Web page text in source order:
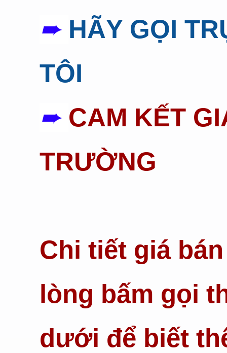
➨ HÃY GỌI
TÔI
➨ CAM KẾT
TRƯỜNG
Chi tiết giá
lòng bấm gọi
dưới để biết